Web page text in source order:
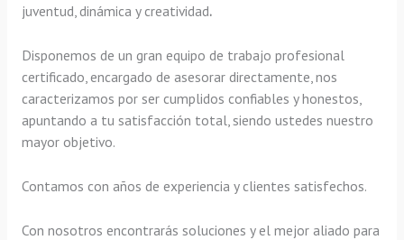
juventud, dinámica y creatividad.
Disponemos de un gran equipo de trabajo profesional
certificado, encargado de asesorar directamente, nos
caracterizamos por ser cumplidos confiables y honestos,
apuntando a tu satisfacción total, siendo ustedes nuestro
mayor objetivo.
Contamos con años de experiencia y clientes satisfechos.
Con nosotros encontrarás soluciones y el mejor aliado para